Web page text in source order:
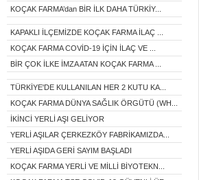
KOÇAK FARMA’dan BİR İLK DAHA TÜRKİY...
KAPAKLI İLÇEMİZDE KOÇAK FARMA İLAÇ ...
KOÇAK FARMA COVİD-19 İÇİN İLAÇ VE ...
BİR ÇOK İLKE İMZA ATAN KOÇAK FARMA ...
TÜRKİYE'DE KULLANILAN HER 2 KUTU KA...
KOÇAK FARMA DÜNYA SAĞLIK ÖRGÜTÜ (WH...
İKİNCİ YERLİ AŞI GELİYOR
YERLİ AŞILAR ÇERKEZKÖY FABRİKAMIZDA...
YERLİ AŞIDA GERİ SAYIM BAŞLADI
KOÇAK FARMA YERLİ VE MİLLİ BİYOTEKN...